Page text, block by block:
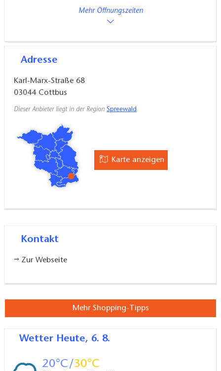
Mehr Öffnungszeiten
Adresse
Karl-Marx-Straße 68
03044 Cottbus
Dieser Anbieter liegt in der Region Spreewald
Karte anzeigen
Kontakt
Zur Webseite
Mehr Shopping-Tipps
Wetter Heute, 6. 8.
20 30